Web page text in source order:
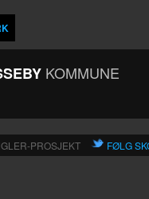
KOMMUNE
PROSJEKT FØLG